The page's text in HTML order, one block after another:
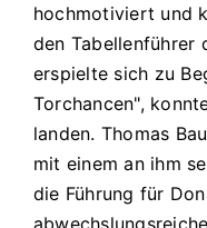
hochmotiviert und
den Tabellenführer
erspielte sich zu
Torchancen",
landen. Thomas
mit einem an ihm
die Führung für